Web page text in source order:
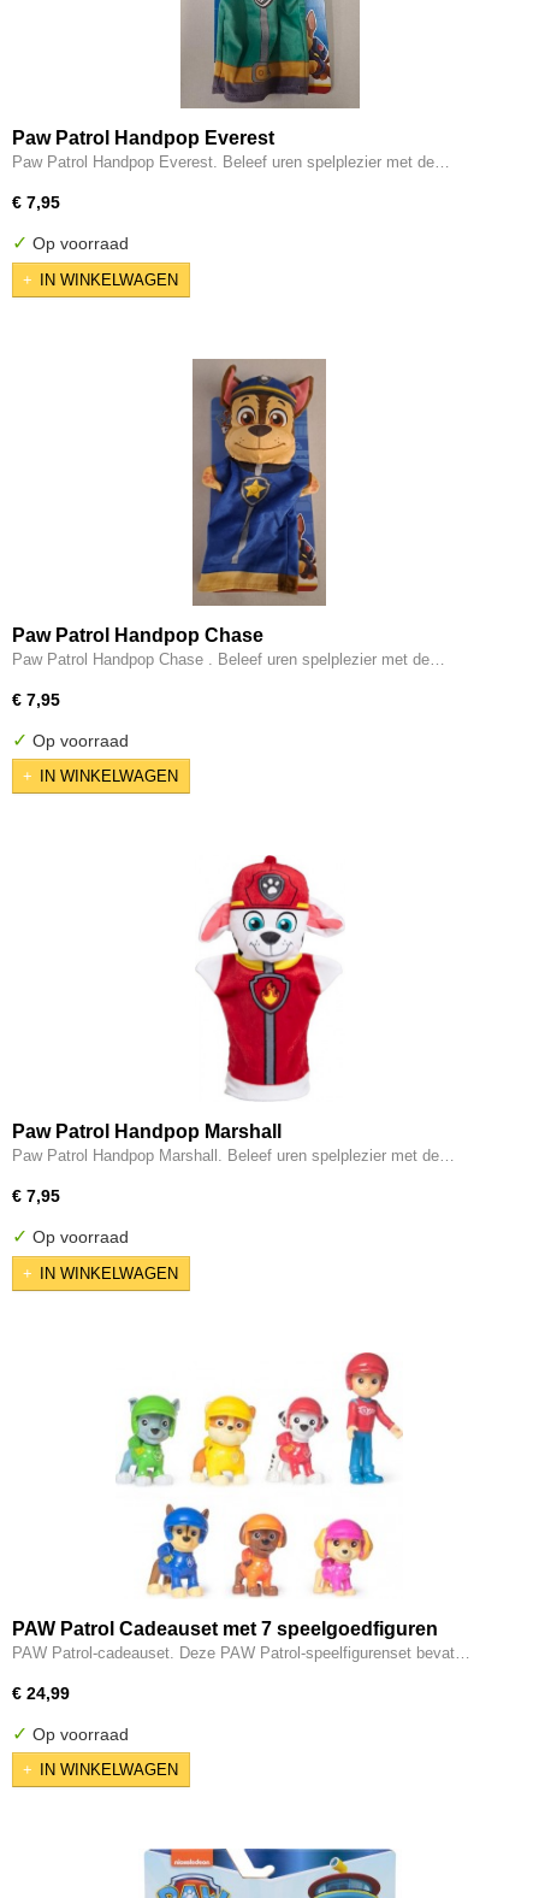
Paw Patrol Handpop Everest
Paw Patrol Handpop Everest. Beleef uren spelplezier met de…
€ 7,95
✓ Op voorraad
IN WINKELWAGEN
Paw Patrol Handpop Chase
Paw Patrol Handpop Chase . Beleef uren spelplezier met de…
€ 7,95
✓ Op voorraad
IN WINKELWAGEN
Paw Patrol Handpop Marshall
Paw Patrol Handpop Marshall. Beleef uren spelplezier met de…
€ 7,95
✓ Op voorraad
IN WINKELWAGEN
PAW Patrol Cadeauset met 7 speelgoedfiguren
PAW Patrol-cadeauset. Deze PAW Patrol-speelfigurenset bevat…
€ 24,99
✓ Op voorraad
IN WINKELWAGEN